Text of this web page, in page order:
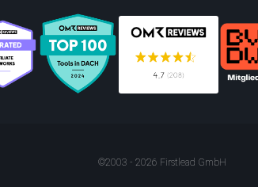
©2003 - 2026 Firstlead GmbH